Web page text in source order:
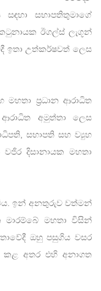
සඳහා සභාපතිතුමාගේ
ඊගල්ස් ලැගූන්
ඉතා උත්කර්ෂවත් ලෙස
මහතා ප්‍රධාන ආරාධිත
අමුත්තා ලෙස
සභාපති සහ ව්‍යුහ
වජිර දිසානායක මහතා
ඉන් අනතුරුව වත්මන්
මාරම්බේ මහතා විසින්
ඔහු පසුගිය වසර
කළ අතර එහි අනාගත